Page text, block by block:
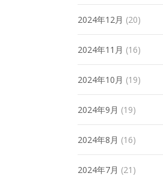
2024年12月 (20)
2024年11月 (16)
2024年10月 (19)
2024年9月 (19)
2024年8月 (16)
2024年7月 (21)